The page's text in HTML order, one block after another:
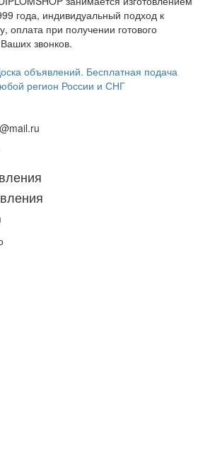
года, индивидуальный подход к
оплата при получении готового
звонков.